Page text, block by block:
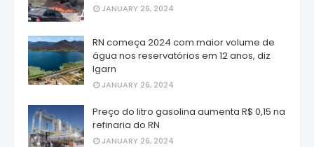
JANUARY 26, 2024
RN começa 2024 com maior volume de
água nos reservatórios em 12 anos, diz
Igarn
JANUARY 26, 2024
Preço do litro gasolina aumenta R$ 0,15 na
refinaria do RN
JANUARY 26, 2024